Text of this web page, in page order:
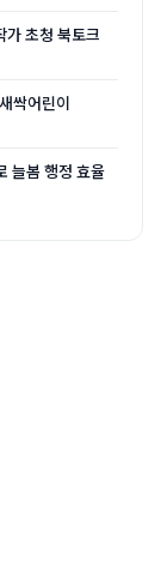
초청 북토크
싹어린이
늘봄 행정 효율